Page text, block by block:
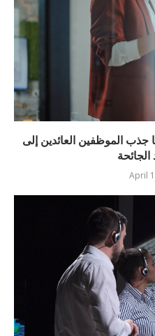
الموظفين العائدين إلى
الجائحة
April